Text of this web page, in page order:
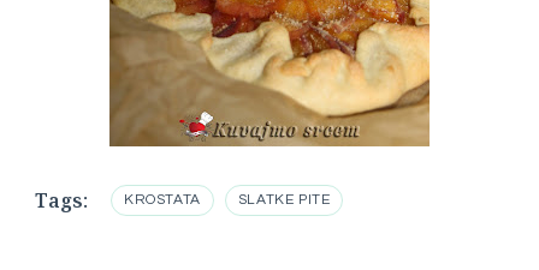
Tags: KROSTATA SLATKE PITE